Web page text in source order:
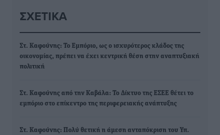
ΣΧΕΤΙΚΆ
Στ. Καφούνης: Το Εμπόριο, ως ο ισχυρότερος κλάδος της
οικονομίας, πρέπει να έχει κεντρική θέση στην αναπτυξιακή
πολιτική
Στ. Καφούνης από την Καβάλα: Το Δίκτυο της ΕΣΕΕ θέτει το
εμπόριο στο επίκεντρο της περιφερειακής ανάπτυξης
Στ. Καφούνης: Πολύ θετική η άμεση ανταπόκριση του Υπ.